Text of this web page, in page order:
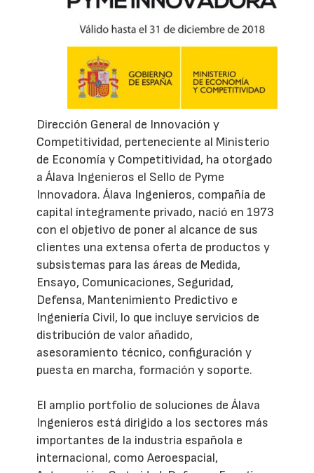
Dirección General de Innovación y
Competitividad, perteneciente al Ministerio
de Economía y Competitividad, ha otorgado
a Álava Ingenieros el Sello de Pyme
Innovadora. Álava Ingenieros, compañía de
capital íntegramente privado, nació en 1973
con el objetivo de poner al alcance de sus
clientes una extensa oferta de productos y
subsistemas para las áreas de Medida,
Ensayo, Comunicaciones, Seguridad,
Defensa, Mantenimiento Predictivo e
Ingeniería Civil, lo que incluye servicios de
distribución de valor añadido,
asesoramiento técnico, configuración y
puesta en marcha, formación y soporte.
El amplio portfolio de soluciones de Álava
Ingenieros está dirigido a los sectores más
importantes de la industria española e
internacional, como Aeroespacial,